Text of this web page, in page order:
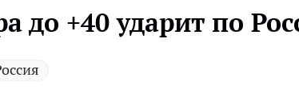
до +40 ударит по